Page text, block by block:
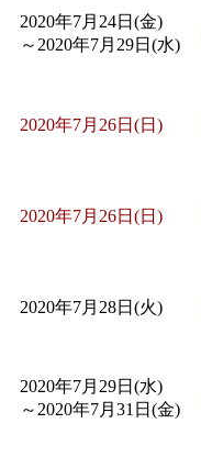
2020年7月24日(金)
～ 2020年7月29日(水)
2020年7月26日(日)
2020年7月26日(日)
2020年7月28日(火)
2020年7月29日(水)
～ 2020年7月31日(金)